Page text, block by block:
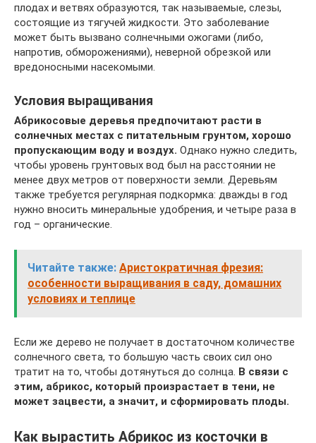
плодах и ветвях образуются, так называемые, слезы,
состоящие из тягучей жидкости. Это заболевание
может быть вызвано солнечными ожогами (либо,
напротив, обморожениями), неверной обрезкой или
вредоносными насекомыми.
Условия выращивания
Абрикосовые деревья предпочитают расти в
солнечных местах с питательным грунтом, хорошо
пропускающим воду и воздух. Однако нужно следить,
чтобы уровень грунтовых вод был на расстоянии не
менее двух метров от поверхности земли. Деревьям
также требуется регулярная подкормка: дважды в год
нужно вносить минеральные удобрения, и четыре раза в
год – органические.
Читайте также: Аристократичная фрезия:
особенности выращивания в саду, домашних
условиях и теплице
Если же дерево не получает в достаточном количестве
солнечного света, то большую часть своих сил оно
тратит на то, чтобы дотянуться до солнца. В связи с
этим, абрикос, который произрастает в тени, не
может зацвести, а значит, и сформировать плоды.
Как вырастить Абрикос из косточки в